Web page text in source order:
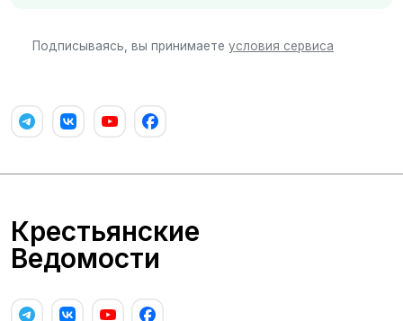
Подписываясь, вы принимаете условия сервиса
Крестьянские
Ведомости